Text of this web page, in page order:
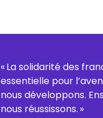
« La solidarité des
essentielle pour
nous développons.
nous réussissons. »